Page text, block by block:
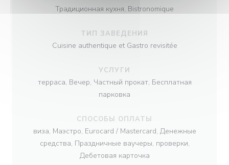
Традиционная кухня, Bistronomique
ТИП ЗАВЕДЕНИЯ
Cuisine authentique et Gastro revisitée
УСЛУГИ
терраса, Вечер, Частный прокат, Бесплатная
парковка
СПОСОБЫ ОПЛАТЫ
виза, Маэстро, Eurocard / Mastercard, Денежные
средства, Праздничные ваучеры, проверки,
Дебетовая карточка